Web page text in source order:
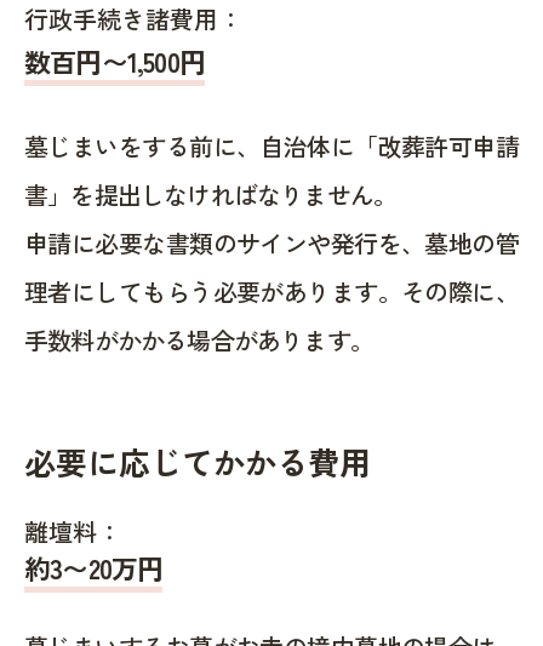
行政手続き諸費用：
数百円〜1,500円
墓じまいをする前に、自治体に「改葬許可申請
書」を提出しなければなりません。
申請に必要な書類のサインや発行を、墓地の管
理者にしてもらう必要があります。その際に、
手数料がかかる場合があります。
必要に応じてかかる費用
離壇料：
約3〜20万円